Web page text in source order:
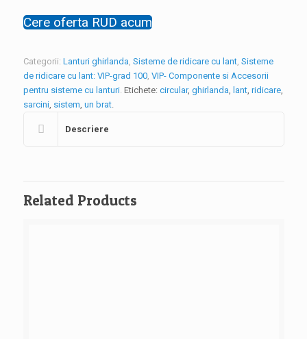
Cere oferta RUD acum
Categorii: Lanturi ghirlanda, Sisteme de ridicare cu lant, Sisteme
de ridicare cu lant: VIP-grad 100, VIP- Componente si Accesorii
pentru sisteme cu lanturi. Etichete: circular, ghirlanda, lant, ridicare,
sarcini, sistem, un brat.
Descriere
Related Products